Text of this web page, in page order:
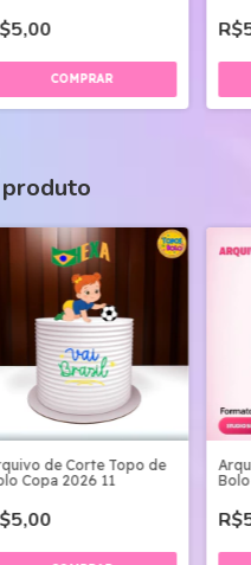
de Corte Topo de
Copa 2026 11